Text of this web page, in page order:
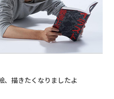
、描きたくなりましたよ